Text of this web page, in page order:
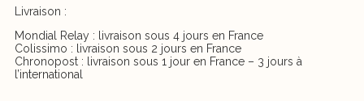
Livraison :
Mondial Relay : livraison sous 4 jours en France
Colissimo : livraison sous 2 jours en France
Chronopost : livraison sous 1 jour en France – 3 jours à
l’international